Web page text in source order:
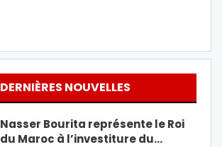
DERNIÈRES NOUVELLES
Nasser Bourita représente le Roi
du Maroc à l’investiture du…